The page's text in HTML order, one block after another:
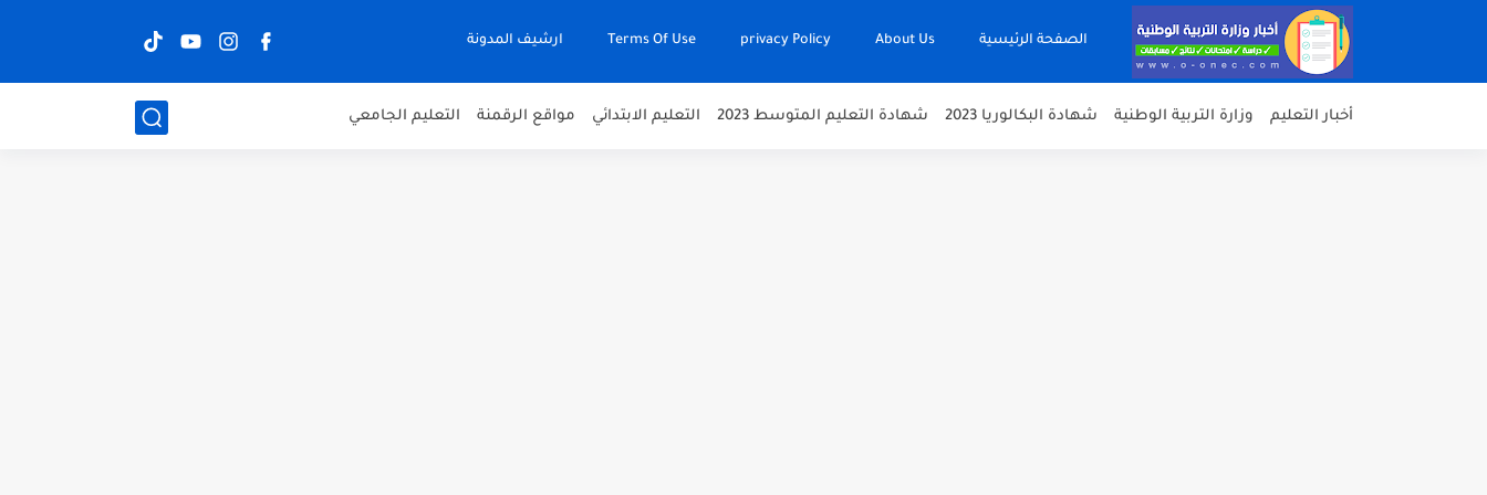
الصفحة الرئيسية About Us
privacy Policy
Terms Of Use ارشيف المدونة
أخبار التعليم وزارة التربية الوطنية شهادة البكالوريا 2023 شهادة التعليم المتوسط 2023 التعليم الابتدائي مواقع الرقمنة التعليم الجامعي